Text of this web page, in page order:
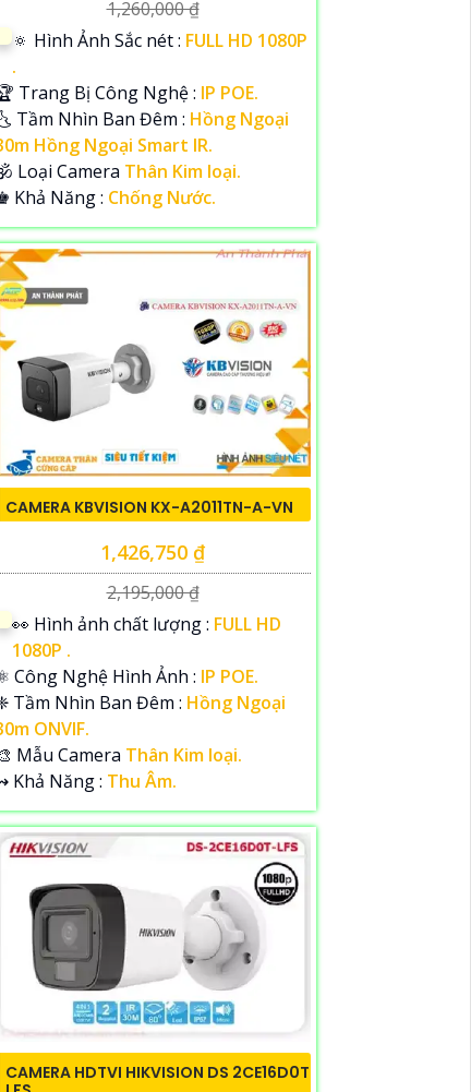
1,260,000 ₫
🔅 Hình Ảnh Sắc nét : FULL HD 1080P
.
Trang Bị Công Nghệ : IP POE.
Tầm Nhìn Ban Đêm : Hồng Ngoại
Hồng Ngoại Smart IR.
Loại Camera Thân Kim loại.
Khả Năng : Chống Nước.
CAMERA KBVISION KX-A2011TN-A-VN
1,426,750 ₫
2,195,000 ₫
️👀 Hình ảnh chất lượng : FULL HD
1080P .
Công Nghệ Hình Ảnh : IP POE.
Tầm Nhìn Ban Đêm : Hồng Ngoại
ONVIF.
Mẫu Camera Thân Kim loại.
Khả Năng : Thu Âm.
CAMERA HDTVI HIKVISION DS 2CE16D0T